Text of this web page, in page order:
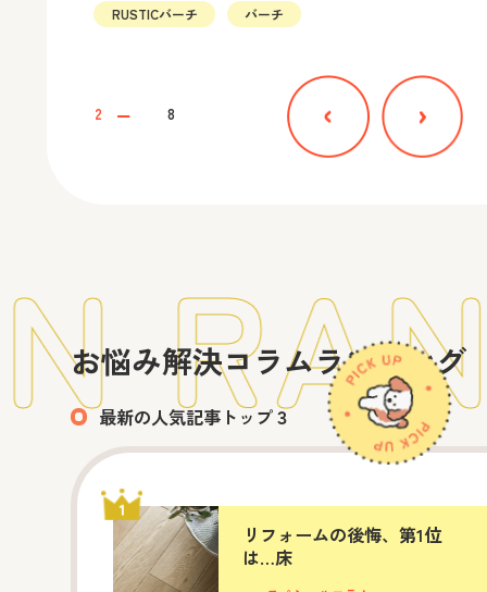
RUSTICバーチ バーチ
2 8
お悩み解決コラムランキング
最新の人気記事トップ３
リフォームの後悔、第1位
は…床